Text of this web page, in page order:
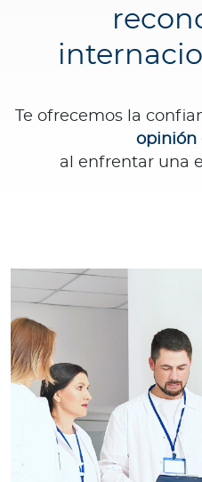
Te ofrecemos la
opinión
al enfrentar una